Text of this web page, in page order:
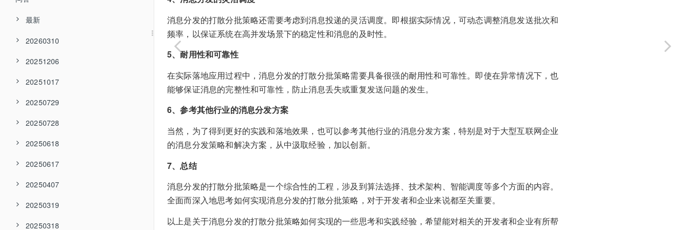
最新
20260310
20251206
20251017
20250729
20250728
20250618
20250617
20250407
20250319
20250318
消息分发的打散分批策略还需要考虑到消息投递的灵活调度。即根据实际情况，可动态调整消息发送批次和
频率，以保证系统在高并发场景下的稳定性和消息的及时性。
5、耐用性和可靠性
在实际落地应用过程中，消息分发的打散分批策略需要具备很强的耐用性和可靠性。即使在异常情况下，也
能够保证消息的完整性和可靠性，防止消息丢失或重复发送问题的发生。
6、参考其他行业的消息分发方案
当然，为了得到更好的实践和落地效果，也可以参考其他行业的消息分发方案，特别是对于大型互联网企业
的消息分发策略和解决方案，从中汲取经验，加以创新。
7、总结
消息分发的打散分批策略是一个综合性的工程，涉及到算法选择、技术架构、智能调度等多个方面的内容。
全面而深入地思考如何实现消息分发的打散分批策略，对于开发者和企业来说都至关重要。
以上是关于消息分发的打散分批策略如何实现的一些思考和实践经验，希望能对相关的开发者和企业有所帮